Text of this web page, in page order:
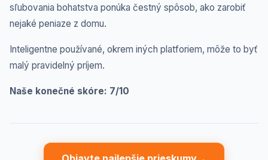
sľubovania bohatstva ponúka čestný spôsob, ako zarobiť
nejaké peniaze z domu.
Inteligentne používané, okrem iných platforiem, môže to byť
malý pravidelný príjem.
Naše konečné skóre: 7/10